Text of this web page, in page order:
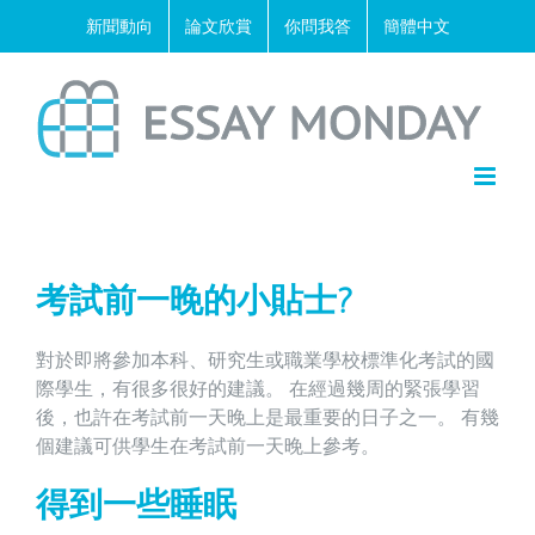
新聞動向 論文欣賞 你問我答 簡體中文
考試前一晚的小貼士?
對於即將參加本科、研究生或職業學校標準化考試的國
際學生，有很多很好的建議。 在經過幾周的緊張學習
後，也許在考試前一天晚上是最重要的日子之一。 有幾
個建議可供學生在考試前一天晚上參考。
得到一些睡眠